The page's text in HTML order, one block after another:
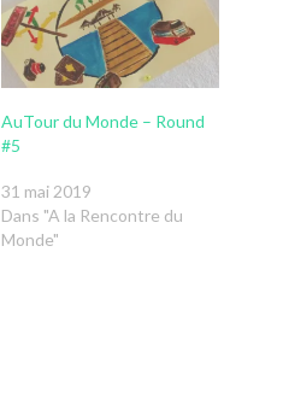
AuTour du Monde – Round
#5
31 mai 2019
Dans "A la Rencontre du
Monde"